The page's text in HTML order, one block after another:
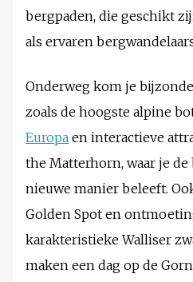
bergpaden, die geschikt
als ervaren
Onderweg kom je
zoals de hoogste alpine
Europa en interactieve
the Matterhorn, waar je
nieuwe manier beleeft.
Golden Spot en
karakteristieke Walliser
maken een dag op de